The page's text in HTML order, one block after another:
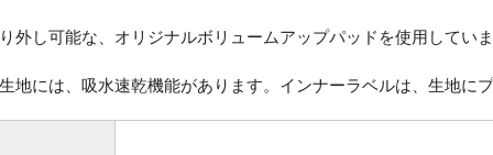
外し可能な、オリジナルボリュームアップパッドを使用していま
地には、吸水速乾機能があります。インナーラベルは、生地に